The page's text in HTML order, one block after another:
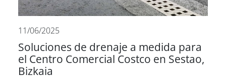
11/06/2025
Soluciones de drenaje a medida para
el Centro Comercial Costco en Sestao,
Bizkaia